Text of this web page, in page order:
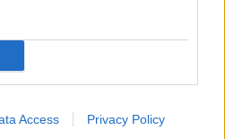
Access Privacy Policy